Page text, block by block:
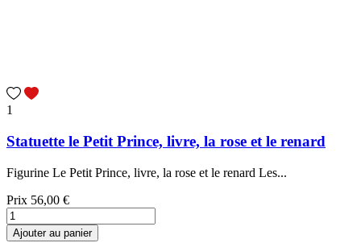
1
Statuette le Petit Prince, livre, la rose et le renard
Figurine Le Petit Prince, livre, la rose et le renard Les...
Prix 56,00 €
Ajouter au panier